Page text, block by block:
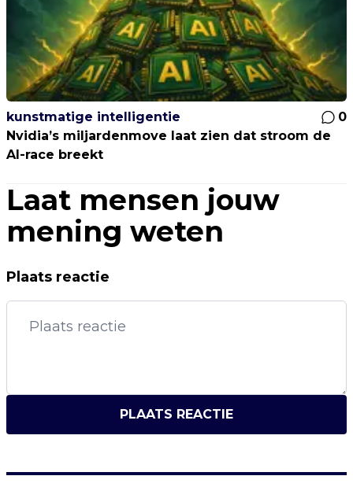
kunstmatige intelligentie
0
Nvidia’s miljardenmove laat zien dat stroom de
AI-race breekt
Laat mensen jouw
mening weten
Plaats reactie
PLAATS REACTIE